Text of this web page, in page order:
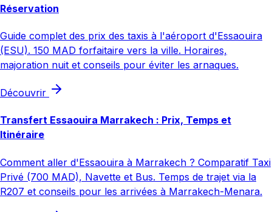
Réservation
Guide complet des prix des taxis à l'aéroport d'Essaouira
(ESU). 150 MAD forfaitaire vers la ville. Horaires,
majoration nuit et conseils pour éviter les arnaques.
Découvrir
Transfert Essaouira Marrakech : Prix, Temps et
Itinéraire
Comment aller d'Essaouira à Marrakech ? Comparatif Taxi
Privé (700 MAD), Navette et Bus. Temps de trajet via la
R207 et conseils pour les arrivées à Marrakech-Menara.